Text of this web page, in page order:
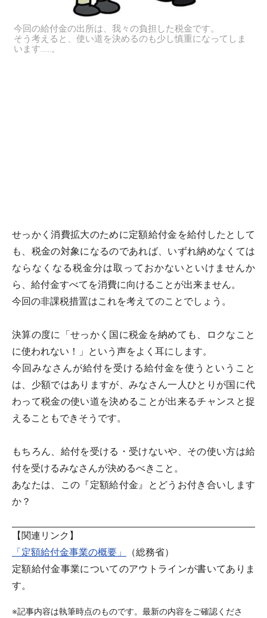
今回の給付金の出所は、我々の負担した税金です。
そう考えると、使い道を決めるのも少し慎重になってしま
います……。
せっかく消費拡大のために定額給付金を給付したとして
も、税金の対象になるのであれば、いずれ納めなくては
ならなくなる税金分は取っておかないといけませんか
ら、給付金すべてを消費に向けることが出来ません。
今回の非課税措置はこれを考えてのことでしょう。
決算の度に「せっかく国に税金を納めても、ロクなこと
に使われない！」という声をよく耳にします。
今回みなさんが給付を受ける給付金を使うということ
は、少額ではありますが、みなさん一人ひとりが国に代
わって税金の使い道を決めることが出来るチャンスと捉
えることもできそうです。
もちろん、給付を受ける・受けないや、その使い方は給
付を受けるみなさんが決めるべきこと。
あなたは、この『定額給付金』とどうお付き合いします
か？
【関連リンク】
「定額給付金事業の概要」
（総務省）
定額給付金事業についてのアウトラインが書いてありま
す。
※記事内容は執筆時点のものです。最新の内容をご確認くださ